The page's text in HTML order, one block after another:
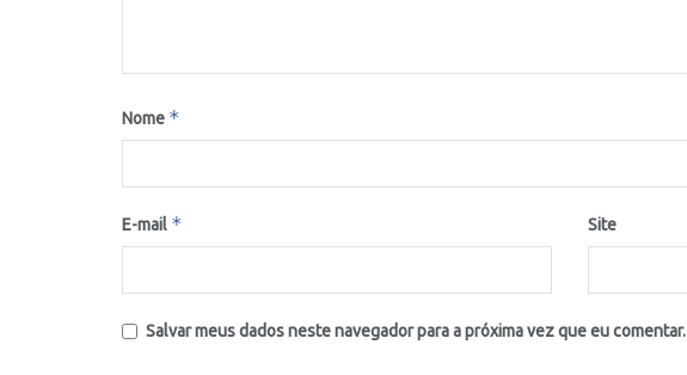
Nome *
E-mail * Site
Salvar meus dados neste navegador para a próxima vez que eu comentar.